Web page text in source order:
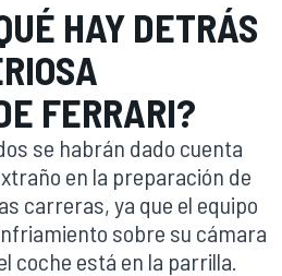
HAY DETRÁS
FERRARI?
se habrán dado cuenta
en la preparación de
carreras, ya que el equipo
sobre su cámara
coche está en la parrilla.